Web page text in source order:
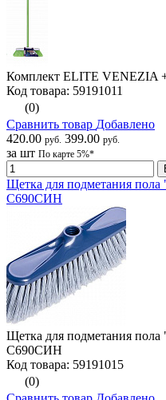
Комплект ELITE VENEZIA +
Код товара: 59191011
(0)
Сравнить товар Добавлено
420.00 руб. 399.00 руб.
за шт По карте 5%*
Щетка для подметания пола
С690СИН
Щетка для подметания пола
С690СИН
Код товара: 59191015
(0)